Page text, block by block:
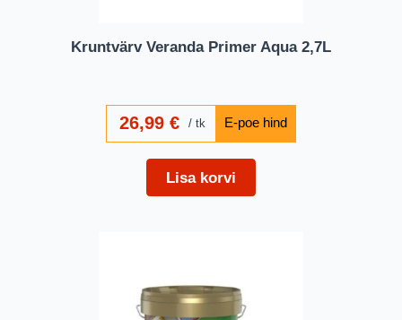
Kruntvärv Veranda Primer Aqua 2,7L
26,99 € tk
Lisa korvi